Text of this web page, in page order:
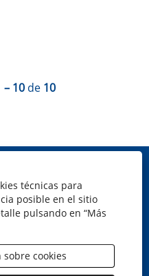
técnicas para
posible en el sitio
pulsando en “Más
cookies
– 10 de 10
cookies
S
e
S
e